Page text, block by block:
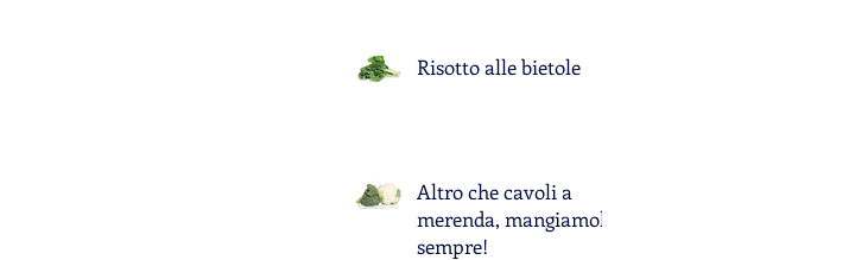
Risotto alle bietole
Altro che cavoli a
merenda, mangiamoli
sempre!